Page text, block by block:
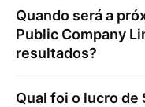
Quando será a
Public Company
resultados?
Qual foi o lucro de